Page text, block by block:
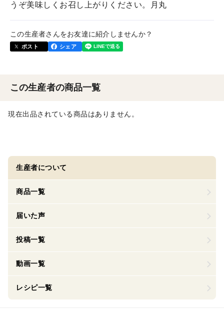
うぞ美味しくお召し上がりください。月丸
この生産者さんをお友達に紹介しませんか？
ポスト シェア
この生産者の商品一覧
現在出品されている商品はありません。
生産者について
商品一覧
届いた声
投稿一覧
動画一覧
レシピ一覧